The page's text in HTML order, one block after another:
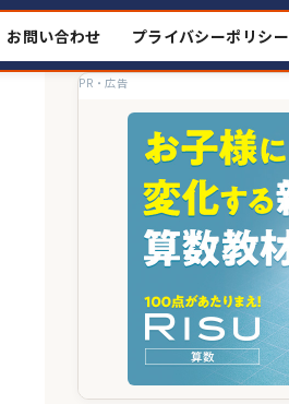
お問い合わせ プライバシーポリシー
PR・広告